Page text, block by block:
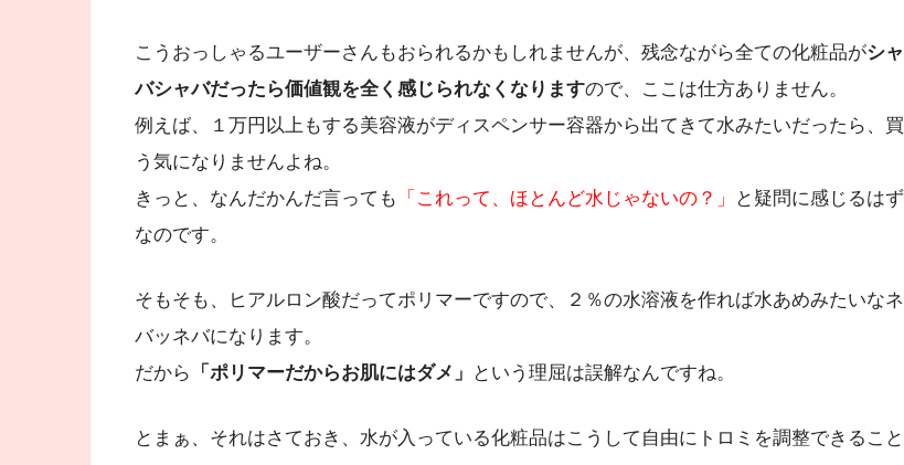
こうおっしゃるユーザーさんもおられるかもしれませんが、残念ながら全ての化粧品がシャ
バシャバだったら価値観を全く感じられなくなりますので、ここは仕方ありません。
例えば、１万円以上もする美容液がディスペンサー容器から出てきて水みたいだったら、買
う気になりませんよね。
きっと、なんだかんだ言っても
「これって、ほとんど水じゃないの？」
と疑問に感じるはず
なのです。
そもそも、ヒアルロン酸だってポリマーですので、２％の水溶液を作れば水あめみたいなネ
バッネバになります。
だから
「ポリマーだからお肌にはダメ」 という理屈は誤解なんですね。
とまぁ、それはさておき、水が入っている化粧品はこうして自由にトロミを調整できること